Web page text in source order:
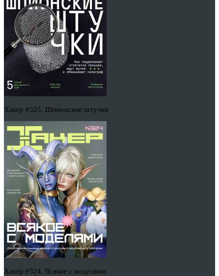
Хакер #325. Шпионские штучки
Хакер #324. Всякое с моделями